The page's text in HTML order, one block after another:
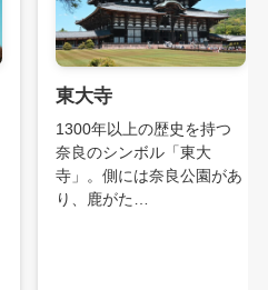
東大寺
1300年以上の歴史を持つ
奈良のシンボル「東大
寺」。側には奈良公園があ
り、鹿がた…